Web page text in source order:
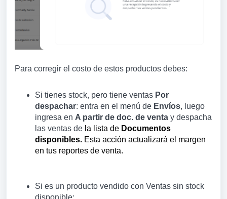
Para corregir el costo de estos productos debes:
Si tienes stock, pero tiene ventas Por
despachar: entra en el menú de Envíos, luego
ingresa en A partir de doc. de venta y despacha
las ventas de la lista de Documentos
disponibles. Esta acción actualizará el margen
en tus reportes de venta.
Si es un producto vendido con Ventas sin stock